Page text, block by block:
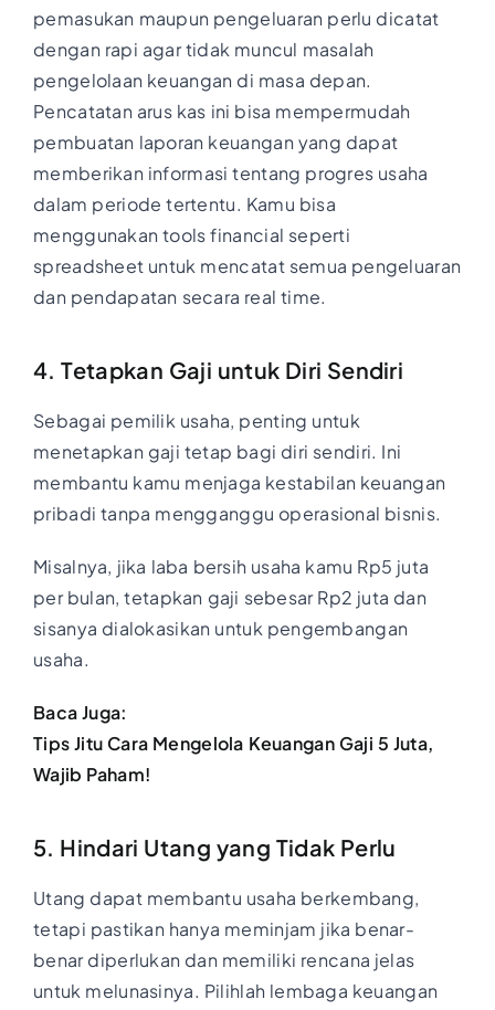
pemasukan maupun pengeluaran perlu dicatat
dengan rapi agar tidak muncul masalah
pengelolaan keuangan di masa depan.
Pencatatan arus kas ini bisa mempermudah
pembuatan laporan keuangan yang dapat
memberikan informasi tentang progres usaha
dalam periode tertentu. Kamu bisa
menggunakan tools financial seperti
spreadsheet untuk mencatat semua pengeluaran
dan pendapatan secara real time.
4. Tetapkan Gaji untuk Diri Sendiri
Sebagai pemilik usaha, penting untuk
menetapkan gaji tetap bagi diri sendiri. Ini
membantu kamu menjaga kestabilan keuangan
pribadi tanpa mengganggu operasional bisnis.
Misalnya, jika laba bersih usaha kamu Rp5 juta
per bulan, tetapkan gaji sebesar Rp2 juta dan
sisanya dialokasikan untuk pengembangan
usaha.
Baca Juga:
Tips Jitu Cara Mengelola Keuangan Gaji 5 Juta,
Wajib Paham!
5. Hindari Utang yang Tidak Perlu
Utang dapat membantu usaha berkembang,
tetapi pastikan hanya meminjam jika benar-
benar diperlukan dan memiliki rencana jelas
untuk melunasinya. Pilihlah lembaga keuangan